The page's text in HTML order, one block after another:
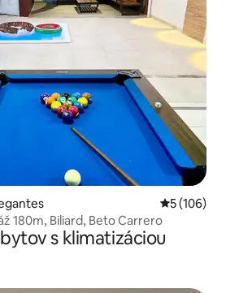
Priemerné
5 (106)
180m, Biliard, Beto Carrero
s klimatizáciou